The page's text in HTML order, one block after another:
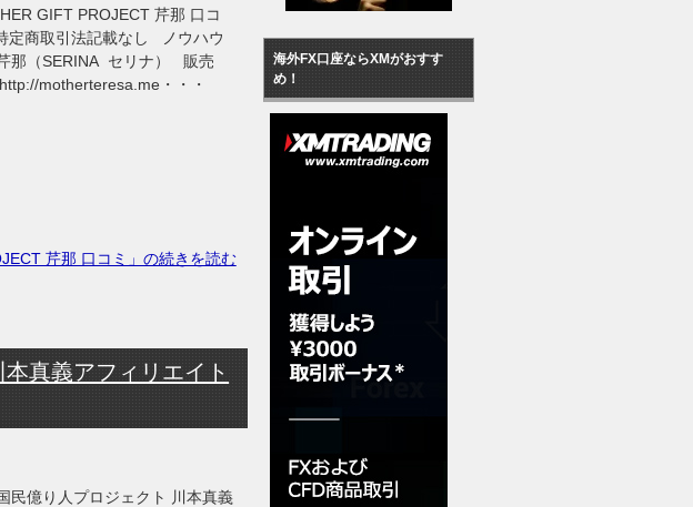
GIFT PROJECT 芹那 口コ
定商取引法記載なし ノウハウ
那（SERINA セリナ） 販売
motherteresa.me・・・
芹那 口コミ」の続きを読む
真義アフィリエイト
民億り人プロジェクト 川本真義
海外FX口座ならXMがおすす
め！